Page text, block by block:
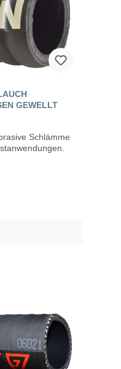
GEWELLT
Schlämme